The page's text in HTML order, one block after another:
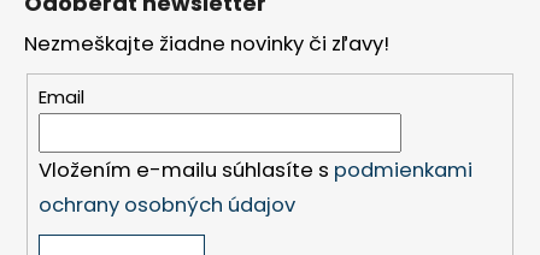
Nezmeškajte žiadne novinky či zľavy!
Email
Vložením e-mailu súhlasíte s podmienkami
ochrany osobných údajov